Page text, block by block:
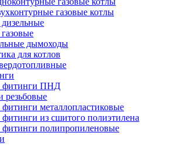
газовые котлы
дымоходы
для котлов
фитинги ПНД
резьбовые
металлопластиковые
из сшитого полиэтилена
полипропиленовые